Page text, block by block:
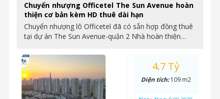
Chuyển nhượng Officetel The Sun Avenue hoàn
thiện cơ bản kèm HD thuê dài hạn
Chuyển nhượng lô Officetel đã có sẵn hợp đồng thuê
tại dự án The Sun Avenue-quận 2 Nhà hoàn thiện…
4.7 Tỷ
Diện tích:109 m2